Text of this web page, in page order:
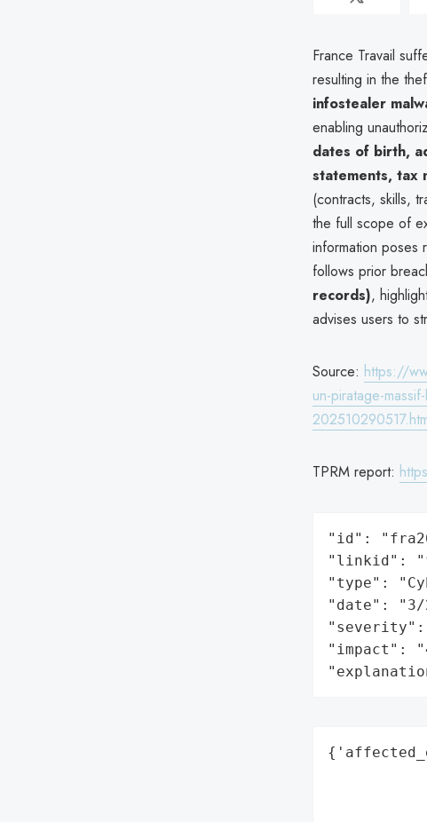
France Travail
resulting in the
infostealer
enabling
dates of birth,
statements, tax
(contracts, skills,
the full scope of
information poses
follows prior
records),
advises users to
Source: https://
un-piratage-
TPRM report:
"id":
"linkid":
"type":
"date": "3/
"impact":